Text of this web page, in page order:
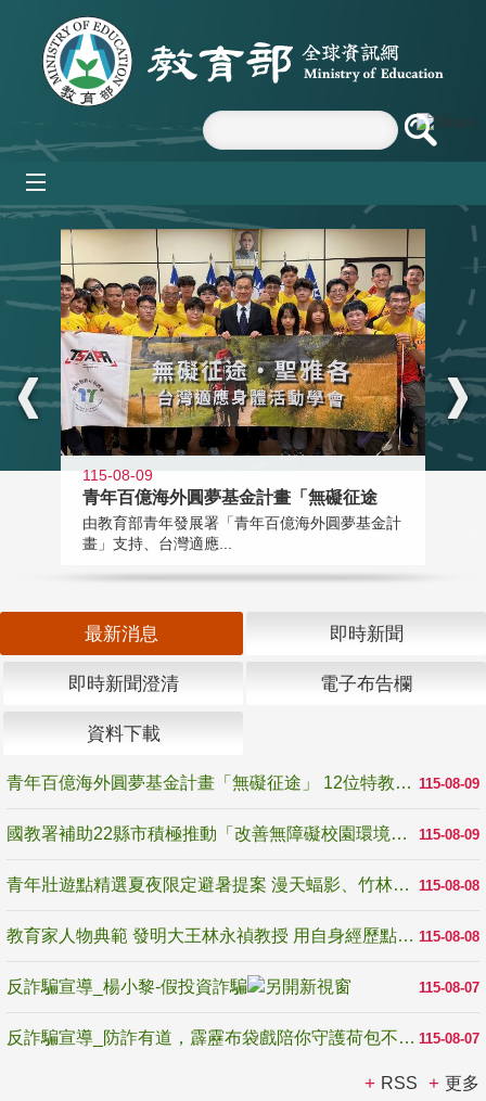
跳到主要內容區塊
:::
115-08-09
青年百億海外圓夢基金計畫「無礙征途
由教育部青年發展署「青年百億海外圓夢基金計
畫」支持、台灣適應...
最新消息 即時新聞
即時新聞澄清 電子布告欄
資料下載
115-08-09
青年百億海外圓夢基金計畫「無礙征途」 12位特教與弱勢青年勇闖西班牙 跨越感官限制見證生命蛻變
115-08-09
國教署補助22縣市積極推動「改善無障礙校園環境計畫」 打造友善、安全、無礙學習空間
115-08-08
青年壯遊點精選夏夜限定避暑提案 漫天蝠影、竹林尋蛙、茶香夜觀 邀青年暮色出發
115-08-08
教育家人物典範 發明大王林永禎教授 用自身經歷點亮學生的路
115-08-07
反詐騙宣導_楊小黎-假投資詐騙
115-08-07
反詐騙宣導_防詐有道，霹靂布袋戲陪你守護荷包不受騙
RSS 更多